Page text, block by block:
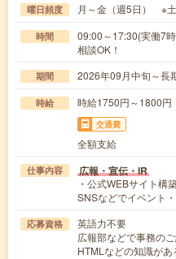
曜日頻度 月～金（週5日） ※土
時間
09:00～17:30(実働7
相談OK！
期間 2026年09月中旬～長
時給 時給1750円～1800
交通費
全額支給
仕事内容 広報・宣伝・IR
・公式WEBサイト構
SNSなどでイベント
応募資格
英語力不要
広報部などで事務の
HTMLなどの知識が